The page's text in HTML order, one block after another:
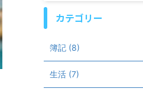
カテゴリー
簿記 (8)
生活 (7)